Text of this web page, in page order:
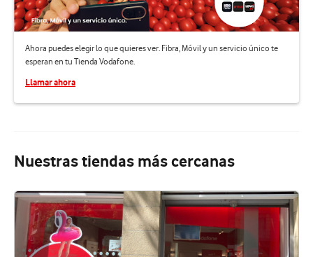
Ahora puedes elegir lo que quieres ver. Fibra, Móvil y un servicio único te
esperan en tu Tienda Vodafone.
Llamar ahora
Nuestras tiendas más cercanas